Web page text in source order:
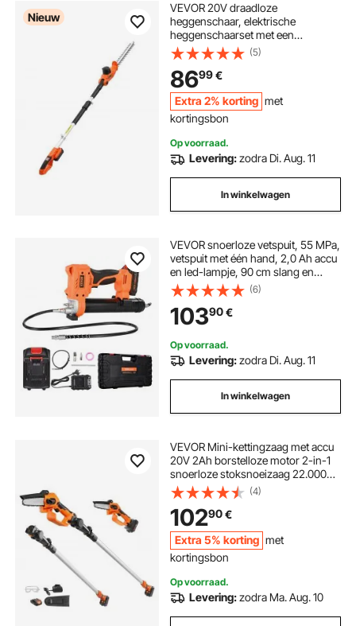
Nieuw
VEVOR 20V draadloze
heggenschaar, elektrische
heggenschaarset met een
snijlengte van 457,2 mm en een
telescopisch ontwerp van 187,5–
238,5 cm voor hoge takken
(inclusief 2,0 Ah accu en snellader)
(5)
8699€
Extra 2% korting met
kortingsbon
Op voorraad.
Levering:zodra Di. Aug. 11
In winkelwagen
VEVOR snoerloze vetspuit, 55 MPa,
vetspuit met één hand, 2,0 Ah accu
en led-lampje, 90 cm slang en
draagtas, trekker, compatibel met
18V Makita accu's, smering van
voertuigen of machines
(6)
10390€
Op voorraad.
Levering:zodra Di. Aug. 11
In winkelwagen
VEVOR Mini-kettingzaag met accu
20V 2Ah borstelloze motor 2-in-1
snoerloze stoksnoeizaag 22.000
tpm kettingzaag elektrisch,
telescopische heggenschaar
snoeizaag met telescopische
handgreep Verlenglengte tot 2,43
m
(4)
10290€
Extra 5% korting met
kortingsbon
Op voorraad.
Levering:zodra Ma. Aug. 10